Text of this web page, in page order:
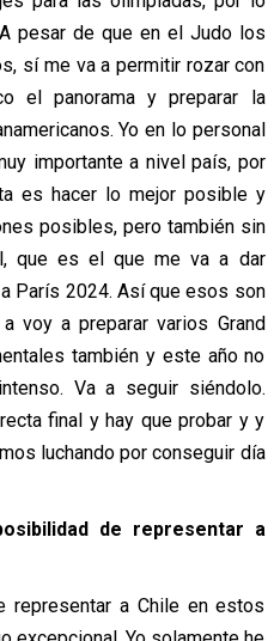
pesar de que en el Judo los
sí me va a permitir rozar con
el panorama y preparar la
Yo en lo personal
importante a nivel país, por
es hacer lo mejor posible y
posibles, pero también sin
que es el que me va a dar
París 2024. Así que esos son
voy a preparar varios Grand
también y este año no
Va a seguir siéndolo.
final y hay que probar y y
luchando por conseguir día
de representar a
representar a Chile en estos